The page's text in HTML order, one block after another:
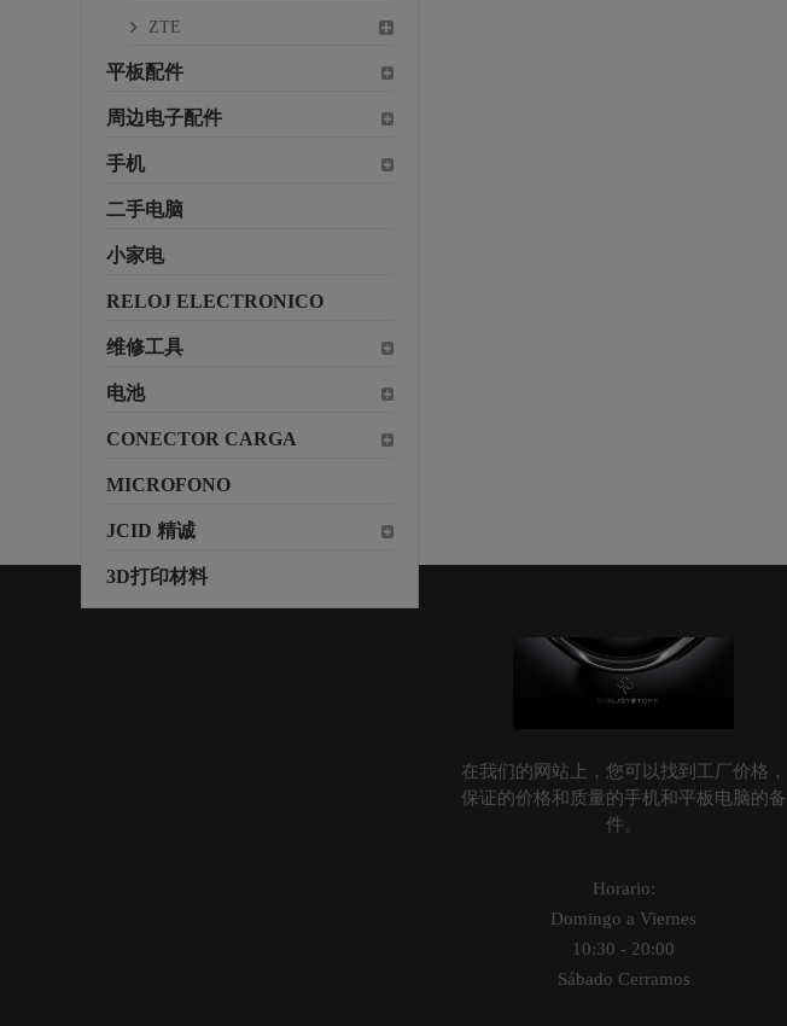
ZTE
平板配件
周边电子配件
手机
二手电脑
小家电
RELOJ ELECTRONICO
维修工具
电池
CONECTOR CARGA
MICROFONO
JCID 精诚
3D打印材料
在我们的网站上，您可以找到工厂价格，
保证的价格和质量的手机和平板电脑的备
件。
Horario:
Domingo a Viernes
10:30 - 20:00
Sábado Cerramos